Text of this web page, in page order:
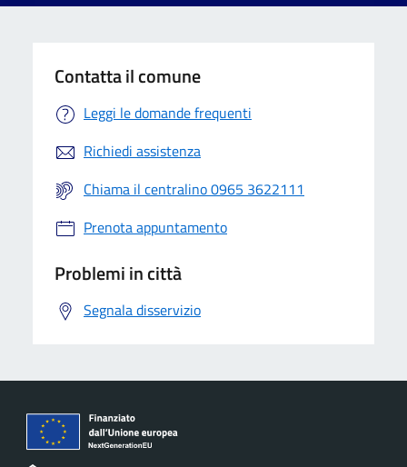
Contatta il comune
Leggi le domande frequenti
Richiedi assistenza
Chiama il centralino 0965 3622111
Prenota appuntamento
Problemi in città
Segnala disservizio